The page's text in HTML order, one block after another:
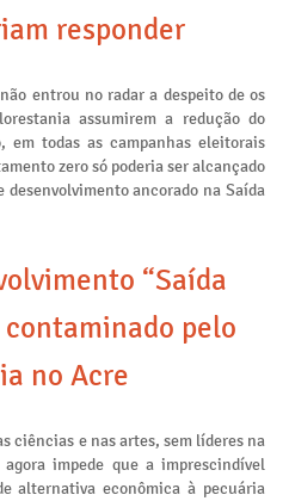
responder
entrou no radar a despeito de os
assumirem a redução do
em todas as campanhas eleitorais
zero só poderia ser alcançado
desenvolvimento ancorado na Saída
“Saída
pelo
no Acre
ciências e nas artes, sem líderes na
impede que a imprescindível
alternativa econômica à pecuária